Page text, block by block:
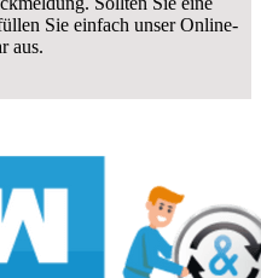
Sie einfach unser Online-
aus.